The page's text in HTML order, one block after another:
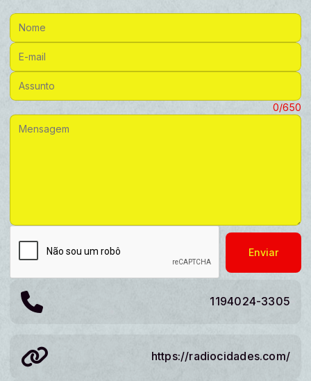
Nome:
E-mail:
Assunto:
0/650
Enviar
1194024-3305
https://radiocidades.com/